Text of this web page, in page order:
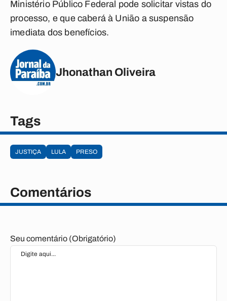
Ministério Público Federal pode solicitar vistas do
processo, e que caberá à União a suspensão
imediata dos benefícios.
Jhonathan Oliveira
Tags
JUSTIÇA LULA PRESO
Comentários
Seu comentário (Obrigatório)